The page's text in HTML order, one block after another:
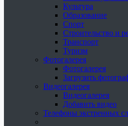
Культура
Образование
Спорт
Строительство и
Транспорт
Туризм
Фотогалерея
Фотогалерея
Загрузить
Видеогалерея
Видеогалерея
Добавить видео
Телефоны экстренных